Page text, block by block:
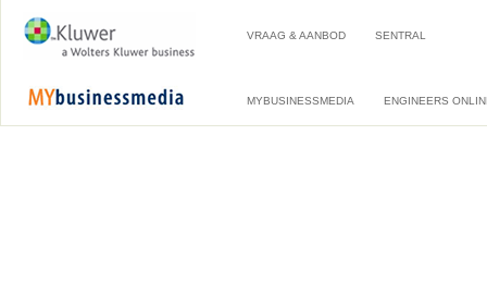
VRAAG & AANBOD SENTRAL
MYBUSINESSMEDIA ENGINEERS